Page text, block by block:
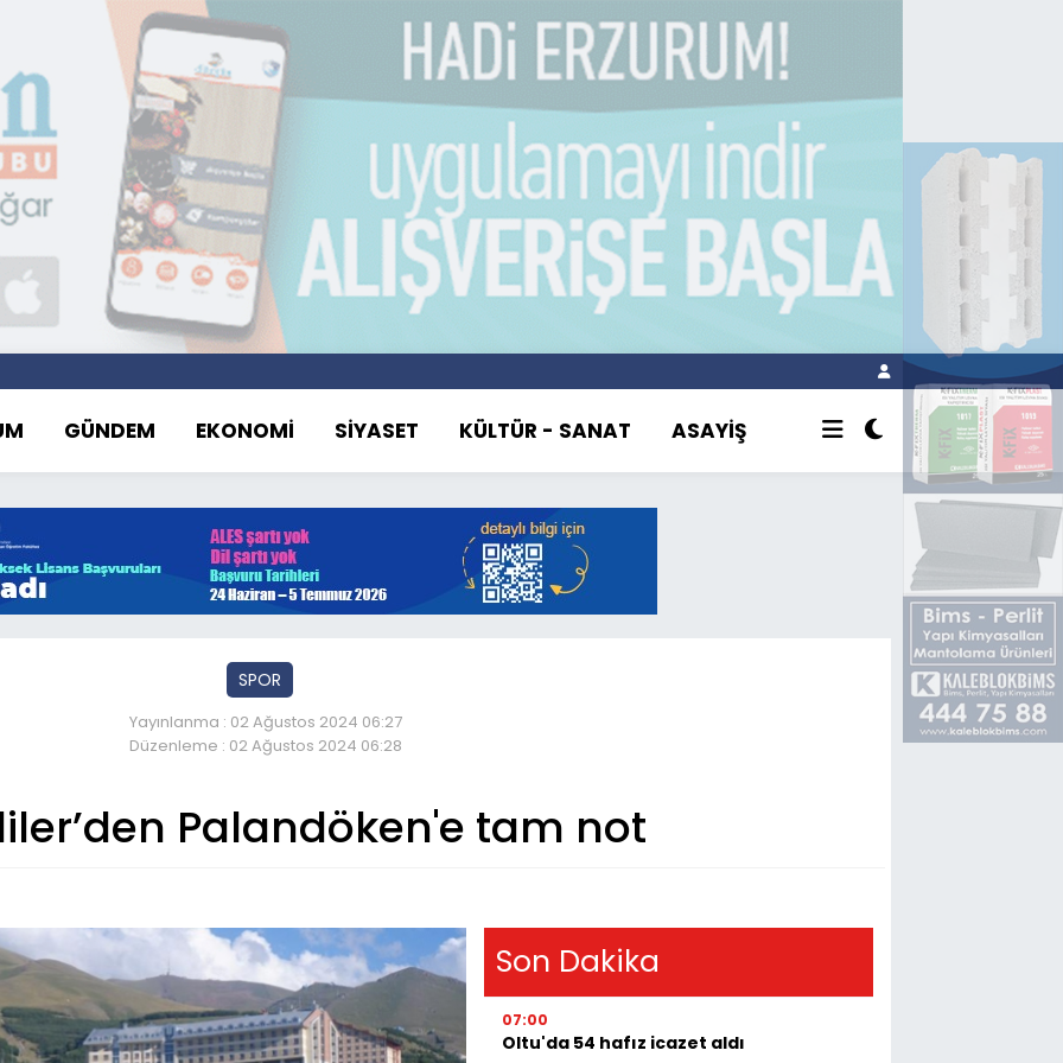
GÜNDEM EKONOMİ SİYASET KÜLTÜR - SANAT ASAYİŞ
SPOR
Yayınlanma : 02 Ağustos 2024 06:27
Düzenleme : 02 Ağustos 2024 06:28
Palandöken'e tam not
Son Dakika
07:00
Oltu'da 54 hafız icazet aldı